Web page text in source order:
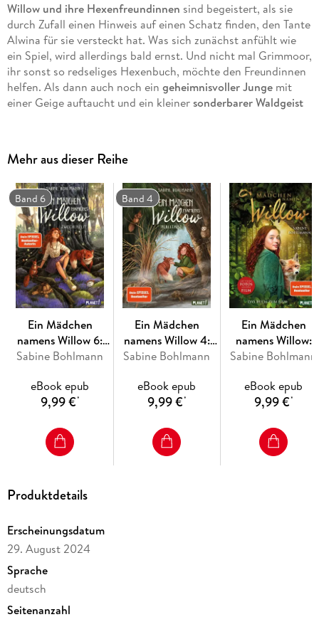
Willow und ihre Hexenfreundinnen sind begeistert, als sie
durch Zufall einen Hinweis auf einen Schatz finden, den Tante
Alwina für sie versteckt hat. Was sich zunächst anfühlt wie
ein Spiel, wird allerdings bald ernst. Und nicht mal Grimmoor,
ihr sonst so redseliges Hexenbuch, möchte den Freundinnen
helfen. Als dann auch noch ein geheimnisvoller Junge mit
einer Geige auftaucht und ein kleinersonderbarer Waldgeist
Schatz her zu sein - selbst
in Willows Wald. Doch wem kann Willow trauen? Den
Junghexen wird nach und nach bewusst, dass dieseiner der
wertvollsten Schätze der Weltsein muss. Doch werden sie es
schaffen, als Erste das Geheimnis zu lüften?
In dieser Serie bereits erschienen:
Ein Mädchen namens Willow (1)
Ein Mädchen namens Willow - Waldgeflüster (2)
Ein Mädchen namens Willow - Flügelrauschen (3)
Ein Mädchen namens Willow - Nebeltanz (4)
Ein Mädchen namens Willow - Zwischenzeit (6)
Ein Mädchen namens Willow-Stoffbeutel
Mein Willow-Waldtagebuch
magischen Begleiter
Mein Willow-Freundebuch
Ein Mädchen namens Willow. Willow-Amulett
"Meine 9-jährige Tochter war von der Geschichte gefesselt
"Dieses Buch ist mit sehr viel Liebe geschrieben und
traumhaft schön illustriert. Mein Sohn und ich sind voll
begeistert und hoffen auf eine Fortsetzung. Danke für dieses
toll Buch!"
Mehr aus dieser Reihe
Band 6
Ein Mädchen
namens Willow 6:
Zwischenzeit
Sabine Bohlmann
eBook epub
9,99 €*
Band 4
Ein Mädchen
namens Willow 4:
Nebeltanz
Sabine Bohlmann
eBook epub
9,99 €*
Ein Mädchen
namens Willow:
Filmbuch
Sabine Bohlmann
eBook epub
9,99 €*
Produktdetails
Erscheinungsdatum
29. August 2024
Sprache
deutsch
Seitenanzahl